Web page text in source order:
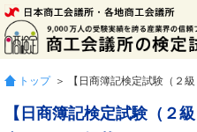
トップ ＞ 【日商簿記検定試験（２級・３級）ネッ
【日商簿記検定試験（２